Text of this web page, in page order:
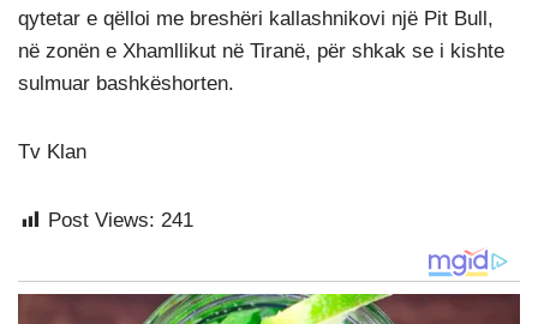
qytetar e qëlloi me breshëri kallashnikovi një Pit Bull,
në zonën e Xhamllikut në Tiranë, për shkak se i kishte
sulmuar bashkëshorten.
Tv Klan
Post Views: 241